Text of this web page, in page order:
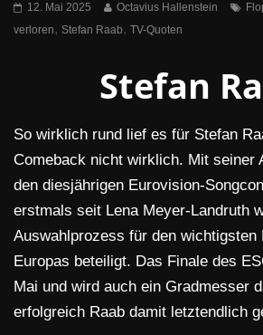
12. Mai 2025 Octavius Hallenstein
verloren, Stefan Raab, TV-Quoten
Stefan
So wirklich rund lief es für Stefan
Comeback nicht wirklich. Mit seiner
den diesjährigen Eurovision-
erstmals seit Lena Meyer-Landruth
Auswahlprozess für den wichtigsten
Europas beteiligt. Das Finale des
Mai und wird auch ein Gradmesser
erfolgreich Raab damit letztendlich